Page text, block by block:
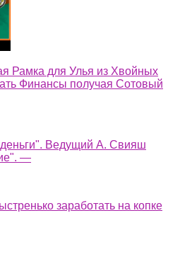
Рамка для Улья из Хвойных
Финансы получая Сотовый
Ведущий А. Свияш
—
заработать на копке